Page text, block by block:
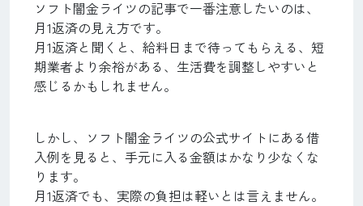
ソフト闇金ライツの記事で一番注意したいのは、
月1返済の見え方です。
月1返済と聞くと、給料日まで待ってもらえる、短
期業者より余裕がある、生活費を調整しやすいと
感じるかもしれません。
しかし、ソフト闇金ライツの公式サイトにある借
入例を見ると、手元に入る金額はかなり少なくな
ります。
月1返済でも、実際の負担は軽いとは言えません。